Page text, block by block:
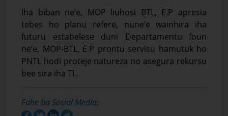
Iha biban ne’e, MOP liuhosi BTL, E.P apresia
tebes ho planu refere, nune’e wainhira iha
futuru estabelese duni Departamentu foun
ne’e, MOP-BTL, E.P prontu servisu hamutuk ho
PNTL hodi proteje natureza no asegura rekursu
bee sira iha TL.
Fahe ba Sosial Media: